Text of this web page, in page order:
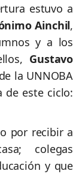
estuvo a
Ainchil,
y a los
Gustavo
la UNNOBA
de este ciclo:
por recibir a
colegas
y que